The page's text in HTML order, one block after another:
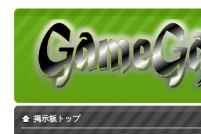
掲示板トップ